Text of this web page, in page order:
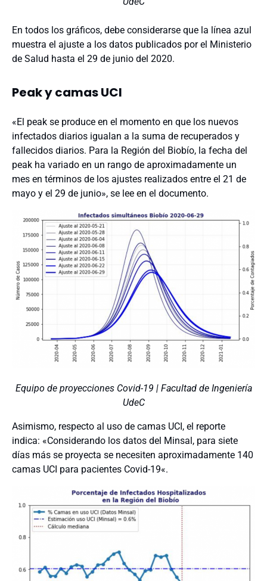
En todos los gráficos, debe considerarse que la línea azul
muestra el ajuste a los datos publicados por el Ministerio
de Salud hasta el 29 de junio del 2020.
Peak y camas UCI
«El peak se produce en el momento en que los nuevos
infectados diarios igualan a la suma de recuperados y
fallecidos diarios. Para la Región del Biobío, la fecha del
peak ha variado en un rango de aproximadamente un
mes en términos de los ajustes realizados entre el 21 de
mayo y el 29 de junio», se lee en el documento.
Equipo de proyecciones Covid-19 | Facultad de Ingeniería
UdeC
Asimismo, respecto al uso de camas UCI, el reporte
indica: «Considerando los datos del Minsal, para siete
días más se proyecta se necesiten aproximadamente 140
camas UCI para pacientes Covid-19«.